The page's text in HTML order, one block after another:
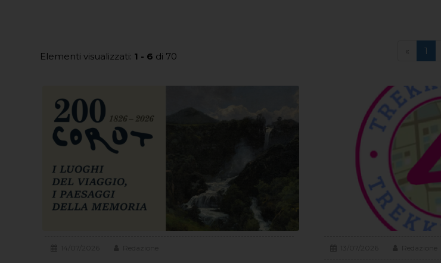
Elementi visualizzati: 1 - 6 di 70 1